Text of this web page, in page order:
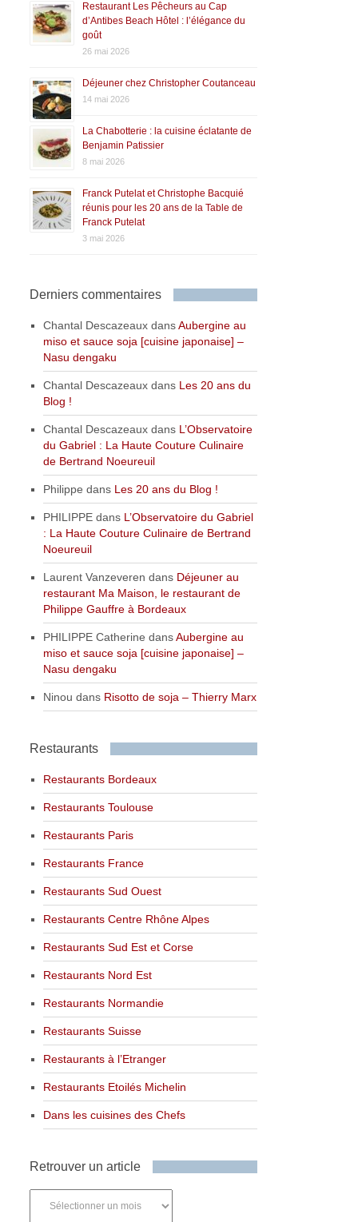
Restaurant Les Pêcheurs au Cap
d’Antibes Beach Hôtel : l’élégance du
goût
26 mai 2026
Déjeuner chez Christopher Coutanceau
14 mai 2026
La Chabotterie : la cuisine éclatante de
Benjamin Patissier
8 mai 2026
Franck Putelat et Christophe Bacquié
réunis pour les 20 ans de la Table de
Franck Putelat
3 mai 2026
Derniers commentaires
Chantal Descazeaux dansAubergine au
miso et sauce soja [cuisine japonaise] –
Nasu dengaku
Chantal Descazeaux dans Les 20 ans du
Blog !
Chantal Descazeaux dans L’Observatoire
du Gabriel : La Haute Couture Culinaire
de Bertrand Noeureuil
Philippe dans Les 20 ans du Blog !
PHILIPPE dans L’Observatoire du Gabriel
: La Haute Couture Culinaire de Bertrand
Noeureuil
Laurent Vanzeveren dans Déjeuner au
restaurant Ma Maison, le restaurant de
Philippe Gauffre à Bordeaux
PHILIPPE Catherine dansAubergine au
miso et sauce soja [cuisine japonaise] –
Nasu dengaku
Ninou dans Risotto de soja – Thierry Marx
Restaurants
Restaurants Bordeaux
Restaurants Toulouse
Restaurants Paris
Restaurants France
Restaurants Sud Ouest
Restaurants Centre Rhône Alpes
Restaurants Sud Est et Corse
Restaurants Nord Est
Restaurants Normandie
Restaurants Suisse
Restaurants à l’Etranger
Restaurants Etoilés Michelin
Dans les cuisines des Chefs
Retrouver un article